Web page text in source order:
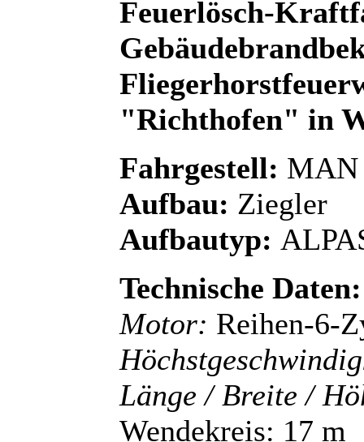
Feuerlösch-
"Richthofen" in
Fahrgestell: MAN
Aufbau: Ziegler
Aufbautyp:
Technische Daten:
Motor: Reihen-6-
Länge / Breite /
Wendekreis: 17 m